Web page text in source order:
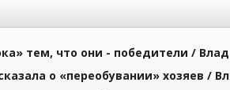
тем, что они - победители /
о «переобувании» хозяев /